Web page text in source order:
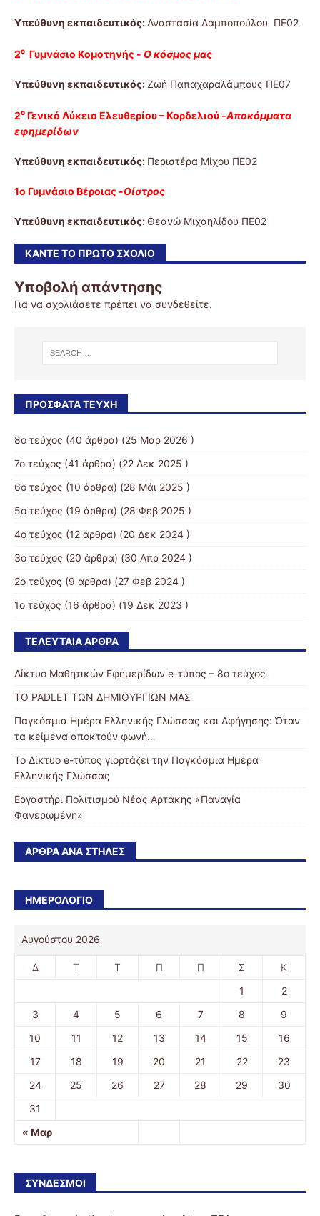
Υπεύθυνη εκπαιδευτικός:Αναστασία Δαμποπούλου ΠΕ02
2ο Γυμνάσιο Κομοτηνής - Ο κόσμος μας
Υπεύθυνη εκπαιδευτικός:Ζωή Παπαχαραλάμπους ΠΕ07
2ο Γενικό Λύκειο Ελευθερίου – Κορδελιού -Αποκόμματα
εφημερίδων
Υπεύθυνη εκπαιδευτικός: Περιστέρα Μίχου ΠΕ02
1ο Γυμνάσιο Βέροιας -Οίστρος
Υπεύθυνη εκπαιδευτικός: Θεανώ Μιχαηλίδου ΠΕ02
ΚΆΝΤΕ ΤΟ ΠΡΏΤΟ ΣΧΌΛΙΟ
Υποβολή απάντησης
Για να σχολιάσετε πρέπει να συνδεθείτε.
ΠΡΌΣΦΑΤΑ ΤΕΎΧΗ
8ο τεύχος (40 άρθρα) (25 Μαρ 2026 )
7ο τεύχος (41 άρθρα) (22 Δεκ 2025 )
6ο τεύχος (10 άρθρα) (28 Μάι 2025 )
5ο τεύχος (19 άρθρα) (28 Φεβ 2025 )
4ο τεύχος (12 άρθρα) (20 Δεκ 2024 )
3o τεύχος (20 άρθρα) (30 Απρ 2024 )
2ο τεύχος (9 άρθρα) (27 Φεβ 2024 )
1ο τεύχος (16 άρθρα) (19 Δεκ 2023 )
ΤΕΛΕΥΤΑΊΑ ΆΡΘΡΑ
Δίκτυο Μαθητικών Εφημερίδων e-τύπος – 8ο τεύχος
ΤΟ PADLET ΤΩΝ ΔΗΜΙΟΥΡΓΙΩΝ ΜΑΣ
Παγκόσμια Ημέρα Ελληνικής Γλώσσας και Αφήγησης: Όταν
τα κείμενα αποκτούν φωνή…
Το Δίκτυο e-τύπος γιορτάζει την Παγκόσμια Ημέρα
Ελληνικής Γλώσσας
Εργαστήρι Πολιτισμού Νέας Αρτάκης «Παναγία
Φανερωμένη»
ΆΡΘΡΑ ΑΝΆ ΣΤΉΛΕΣ
ΗΜΕΡΟΛΟΓΙΟ
Αυγούστου 2026
Δ Τ Τ Π Π Σ Κ
« Μαρ
1
2
3
4 5 6 7 8
9
10
11 12 13 14 15
16
17
18 19 20 21 22
23
24
25 26 27 28 29
30
31
ΣΎΝΔΕΣΜΟΙ